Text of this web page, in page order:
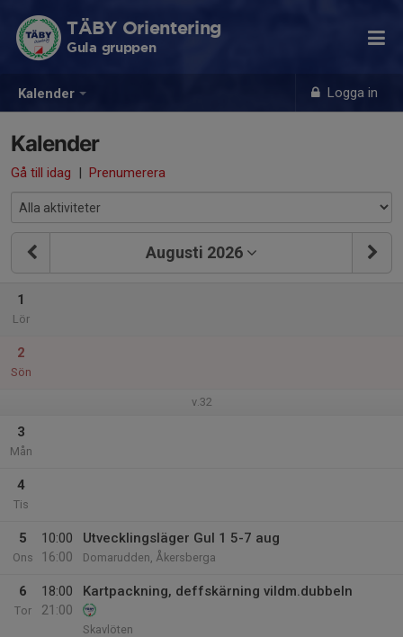
Kalender Logga in
TÄBY Orientering
Gula gruppen
Kalender
Gå till idag | Prenumerera
Augusti 2026
1
Lör
2
Sön
v.32
3
Mån
4
Tis
5
Ons
10:00
16:00
Utvecklingsläger Gul 1 5-7 aug
Domarudden, Åkersberga
6
Tor
18:00
21:00
Kartpackning, deffskärning vildm.dubbeln
Skavlöten